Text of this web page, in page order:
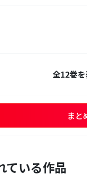
全12巻
まと
ている作品